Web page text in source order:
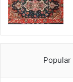
Popular